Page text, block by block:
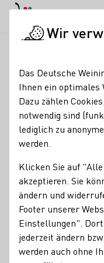
Weingut
wir sind ein
Süddeutschland,
Rheinebene und
Erzeugnisse
Bio-dynamisch
Mitgliedschaften
Demeter e. V. ECOVIN
Wir
Das Deutsche
Ihnen ein optimales
Dazu zählen
notwendig sind
lediglich zu
werden.
Klicken Sie auf
akzeptieren. Sie
ändern und
Footer unserer
Einstellungen".
jederzeit ändern
werden auch ohne